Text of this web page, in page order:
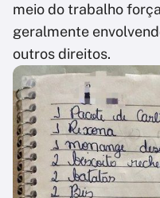
meio do trabalho
geralmente
outros direitos.